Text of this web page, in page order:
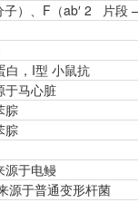
子）、F（ab′ 2 片段
白，I型 小鼠抗
于马心脏
腙
腙
源于电鳗
源于普通变形杆菌